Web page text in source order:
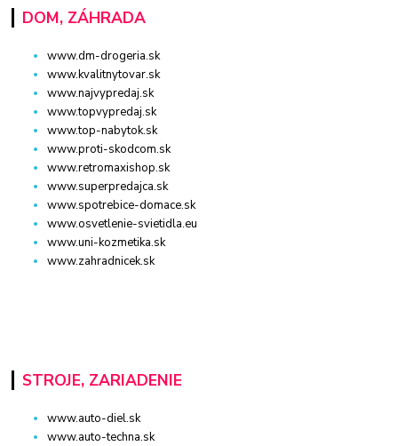
DOM, ZÁHRADA
www.dm-drogeria.sk
www.kvalitnytovar.sk
www.najvypredaj.sk
www.topvypredaj.sk
www.top-nabytok.sk
www.proti-skodcom.sk
www.retromaxishop.sk
www.superpredajca.sk
www.spotrebice-domace.sk
www.osvetlenie-svietidla.eu
www.uni-kozmetika.sk
www.zahradnicek.sk
STROJE, ZARIADENIE
www.auto-diel.sk
www.auto-techna.sk